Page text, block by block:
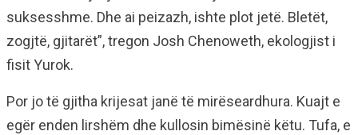
suksesshme. Dhe ai peizazh, ishte plot jetë. Bletët,
zogjtë, gjitarët”, tregon Josh Chenoweth, ekologjist i
fisit Yurok.
Por jo të gjitha krijesat janë të mirëseardhura. Kuajt e
egër enden lirshëm dhe kullosin bimësinë këtu. Tufa, e